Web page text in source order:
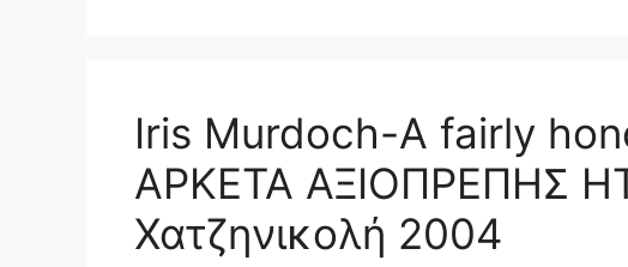
Iris Murdoch-A fairly
ΑΡΚΕΤΑ ΑΞΙΟΠΡΕΠΗΣ
Χατζηνικολή 2004